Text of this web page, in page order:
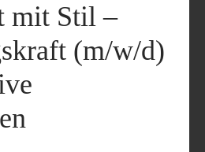
mit Stil –
(m/w/d)